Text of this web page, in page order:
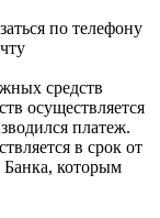
по телефону
средств
осуществляется
платеж.
в срок от
Банка, которым